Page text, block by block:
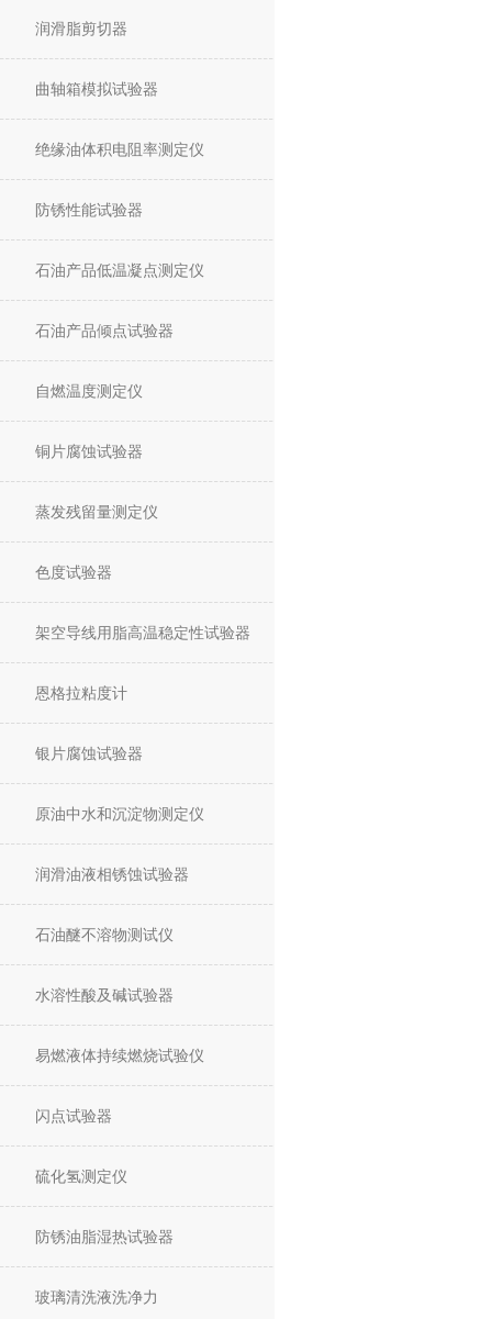
润滑脂剪切器
曲轴箱模拟试验器
绝缘油体积电阻率测定仪
防锈性能试验器
石油产品低温凝点测定仪
石油产品倾点试验器
自燃温度测定仪
铜片腐蚀试验器
蒸发残留量测定仪
色度试验器
架空导线用脂高温稳定性试验器
恩格拉粘度计
银片腐蚀试验器
原油中水和沉淀物测定仪
润滑油液相锈蚀试验器
石油醚不溶物测试仪
水溶性酸及碱试验器
易燃液体持续燃烧试验仪
闪点试验器
硫化氢测定仪
防锈油脂湿热试验器
玻璃清洗液洗净力